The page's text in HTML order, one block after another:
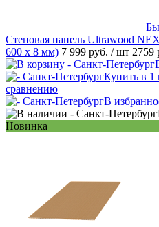
Стеновая панель Ultrawood
600 х 8 мм) 7 999 руб. / шт 2759
Купить в 1
сравнению
В
Новинка